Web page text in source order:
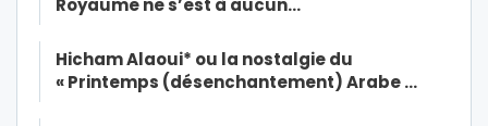
Hicham Alaoui* ou la nostalgie du
« Printemps (désenchantement) Arabe …